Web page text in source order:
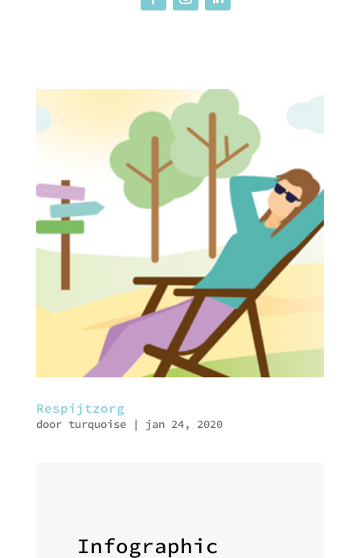
Respijtzorg
door turquoise| jan 24, 2020
Infographic